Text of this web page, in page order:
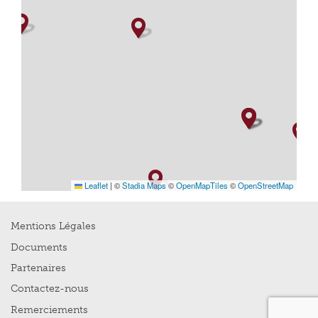
Leaflet | ©Stadia Maps ©OpenMapTiles ©OpenStreetMap
Mentions Légales
Documents
Partenaires
Contactez-nous
Remerciements